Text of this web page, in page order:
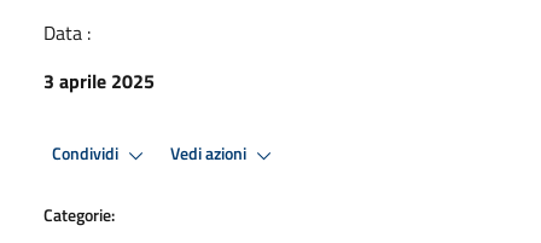
Data :
3 aprile 2025
Condividi Vedi azioni
Categorie: